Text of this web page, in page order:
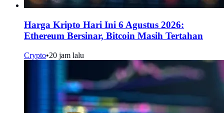
Harga Kripto Hari Ini 6 Agustus 2026:
Ethereum Bersinar, Bitcoin Masih Tertahan
Crypto•20 jam lalu